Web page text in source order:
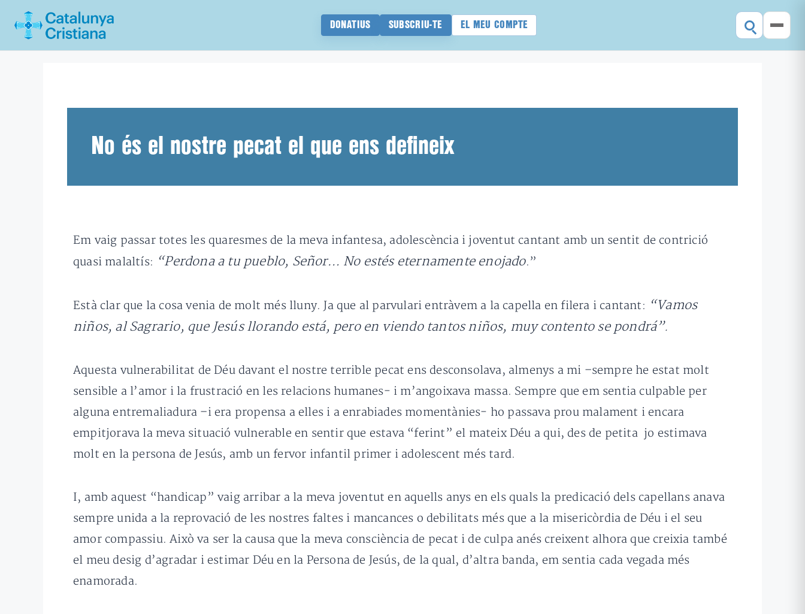
DONATIUS SUBSCRIU-TE EL MEU COMPTE
No és el nostre pecat el que ens defineix
Em vaig passar totes les quaresmes de la meva infantesa, adolescència i joventut cantant amb un sentit de contrició
quasi malaltís: “Perdona a tu pueblo, Señor… No estés eternamente enojado.”
Està clar que la cosa venia de molt més lluny. Ja que al parvulari entràvem a la capella en filera i cantant: “Vamos
niños, al Sagrario, que Jesús llorando está, pero en viendo tantos niños, muy contento se pondrá”.
Aquesta vulnerabilitat de Déu davant el nostre terrible pecat ens desconsolava, almenys a mi –sempre he estat molt
sensible a l’amor i la frustració en les relacions humanes- i m’angoixava massa. Sempre que em sentia culpable per
alguna entremaliadura –i era propensa a elles i a enrabiades momentànies- ho passava prou malament i encara
empitjorava la meva situació vulnerable en sentir que estava “ferint” el mateix Déu a qui, des de petita jo estimava
molt en la persona de Jesús, amb un fervor infantil primer i adolescent més tard.
I, amb aquest “handicap” vaig arribar a la meva joventut en aquells anys en els quals la predicació dels capellans anava
sempre unida a la reprovació de les nostres faltes i mancances o debilitats més que a la misericòrdia de Déu i el seu
amor compassiu. Això va ser la causa que la meva consciència de pecat i de culpa anés creixent alhora que creixia també
el meu desig d’agradar i estimar Déu en la Persona de Jesús, de la qual, d’altra banda, em sentia cada vegada més
enamorada.